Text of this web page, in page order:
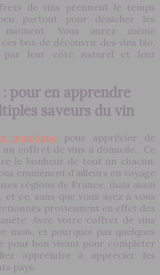
de vins prennent le temps
partout pour dénicher les
Vous aurez même
box de découvrir des vins bio,
par leur côté naturel et leur
pour en apprendre
saveurs du vin
œnologue pour apprécier de
un coffret de vins à domicile. Ce
le bonheur de tout un chacun.
emmènent d’ailleurs en voyage
régions de France, mais aussi
ce, sans que vous ayez à vous
proviennent en effet des
Avec votre coffret de vins
mois, et pourquoi pas quelques
pour bon vivant pour compléter
apprendre à apprécier les
pays.